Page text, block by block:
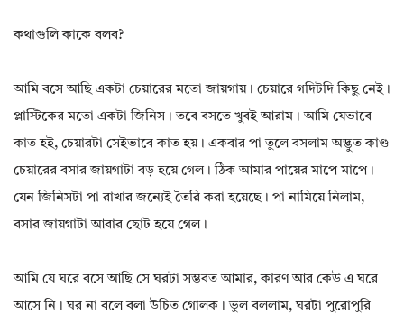
কথাগুলি কাকে বলব?
আমি বসে আছি একটা চেয়ারের মতো জায়গায়। চেয়ারে গদিটদি কিছু নেই।
প্লাস্টিকের মতো একটা জিনিস। তবে বসতে খুবই আরাম। আমি যেভাবে
কাত হই, চেয়ারটা সেইভাবে কাত হয়। একবার পা তুলে বসলাম অদ্ভুত কাণ্ড
চেয়ারের বসার জায়গাটা বড় হয়ে গেল। ঠিক আমার পায়ের মাপে মাপে।
যেন জিনিসটা পা রাখার জন্যেই তৈরি করা হয়েছে। পা নামিয়ে নিলাম,
বসার জায়গাটা আবার ছোট হয়ে গেল।
আমি যে ঘরে বসে আছি সে ঘরটা সম্ভবত আমার, কারণ আর কেউ এ ঘরে
আসে নি। ঘর না বলে বলা উচিত গোলক। ভুল বললাম, ঘরটা পুরোপুরি